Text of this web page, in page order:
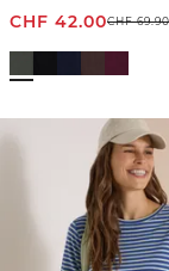
CHF 42.00CHF69.90